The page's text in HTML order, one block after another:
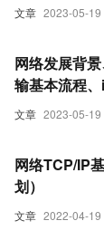
文章 2023-05-19
文章 2023-05-19
网络发展背
输基本流程
文章 2022-04-19
网络TCP/IP
划）